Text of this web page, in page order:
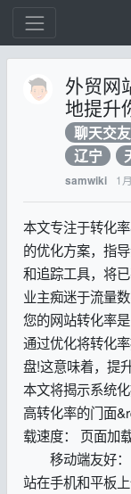
外贸网
地提升
聊天交友
辽宁
samwiki 1
本文专注于转化
的优化方案，指
和追踪工具，将
业主痴迷于流量
您的网站转化率
通过优化将转化
盘!这意味着，提
本文将揭示系统
高转化率的门
载速度： 页面加
移动端友好：
站在手机和平板